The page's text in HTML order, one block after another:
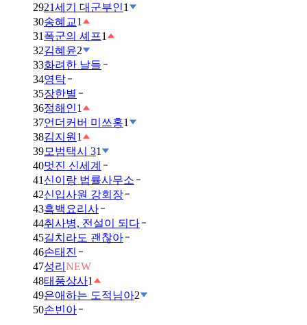
2921세기 대군부인1
30송혜교1
31 폭군의 셰프1
32김혜윤2
33화려한 날들
34영탁
35장한별
36정해인1
37언더커버 미쓰홍1
38김지원 1
39모범택시 31
40멋진 신세계
41 신이랑 법률사무소
42신입사원 강회장
43흑백요리사
44취사병, 전설이 되다
45길치라도 괜찮아
46손태진
47성리 NEW
48태풍상사1
49은애하는 도적님아2
50손빈아